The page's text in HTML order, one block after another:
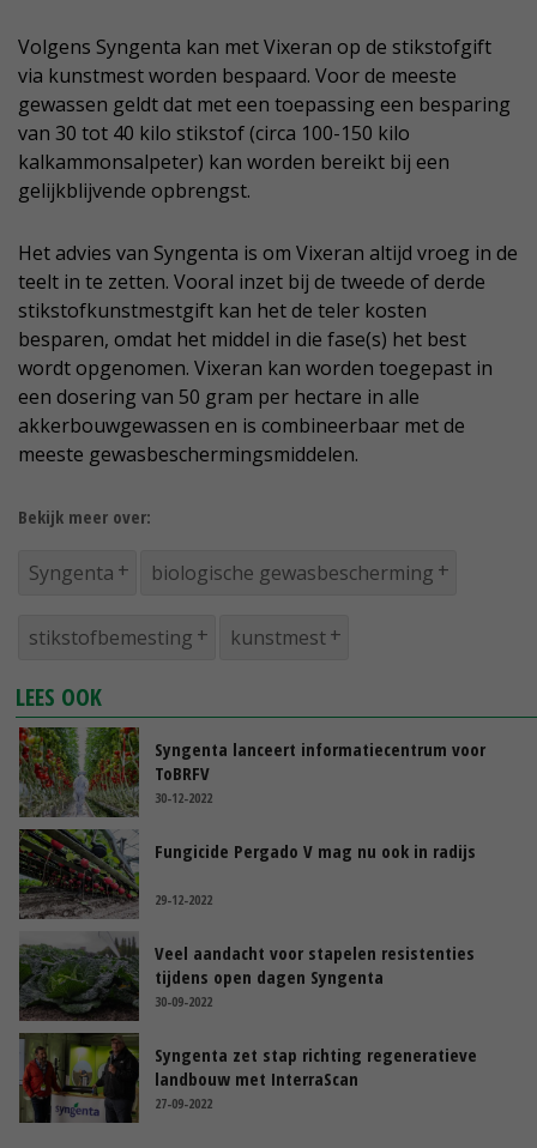
Volgens Syngenta kan met Vixeran op de stikstofgift
via kunstmest worden bespaard. Voor de meeste
gewassen geldt dat met een toepassing een besparing
van 30 tot 40 kilo stikstof (circa 100-150 kilo
kalkammonsalpeter) kan worden bereikt bij een
gelijkblijvende opbrengst.
Het advies van Syngenta is om Vixeran altijd vroeg in de
teelt in te zetten. Vooral inzet bij de tweede of derde
stikstofkunstmestgift kan het de teler kosten
besparen, omdat het middel in die fase(s) het best
wordt opgenomen. Vixeran kan worden toegepast in
een dosering van 50 gram per hectare in alle
akkerbouwgewassen en is combineerbaar met de
meeste gewasbeschermingsmiddelen.
Bekijk meer over:
Syngenta biologische gewasbescherming
stikstofbemesting kunstmest
LEES OOK
Syngenta lanceert informatiecentrum voor
ToBRFV
30-12-2022
Fungicide Pergado V mag nu ook in radijs
29-12-2022
Veel aandacht voor stapelen resistenties
tijdens open dagen Syngenta
30-09-2022
Syngenta zet stap richting regeneratieve
landbouw met InterraScan
27-09-2022